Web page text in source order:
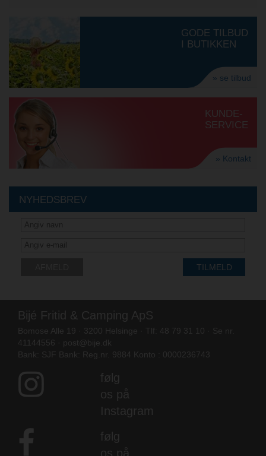
GODE TILBUD
I BUTIKKEN
» se tilbud
KUNDE-
SERVICE
» Kontakt
NYHEDSBREV
TILMELD
Bijé Fritid & Camping ApS
Bomose Alle 19 · 3200 Helsinge · Tlf: 48 79 31 10 · Se nr.
41144556 · post@bije.dk
Bank: SJF Bank: Reg.nr. 9884 Konto : 0000236743
følg
os på
Instagram
følg
os på